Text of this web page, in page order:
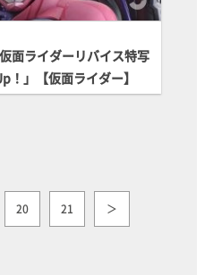
面ライダーリバイス特写
！」【仮面ライダー】
20 21 ＞